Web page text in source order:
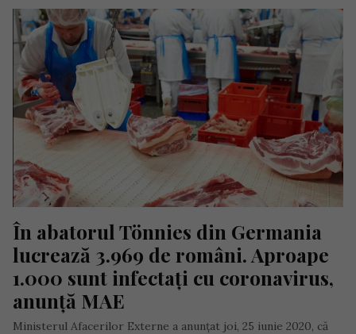
În abatorul Tönnies din Germania
lucrează 3.969 de români. Aproape
1.000 sunt infectați cu coronavirus,
anunță MAE
Ministerul Afacerilor Externe a anunțat joi, 25 iunie 2020, că